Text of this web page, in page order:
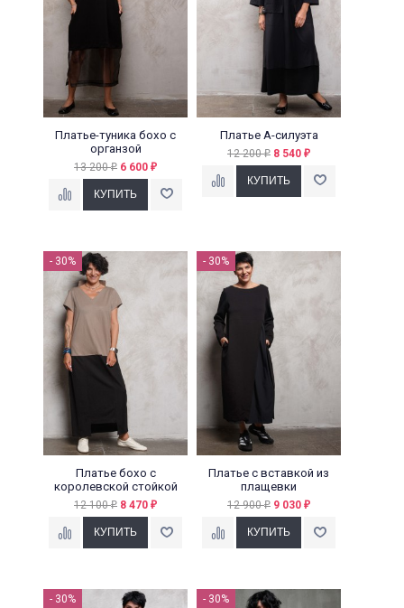
Платье-туника бохо с
органзой
13 200₽ 6 600 ₽
Платье А-силуэта
12 200₽ 8 540 ₽
- 30%
Платье бохо с
королевской стойкой
12 100₽ 8 470 ₽
- 30%
Платье с вставкой из
плащевки
12 900₽ 9 030 ₽
- 30% - 30%